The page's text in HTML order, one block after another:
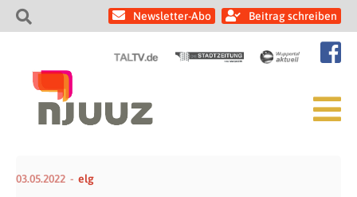
Newsletter-Abo Beitrag schreiben
03.05.2022 elg